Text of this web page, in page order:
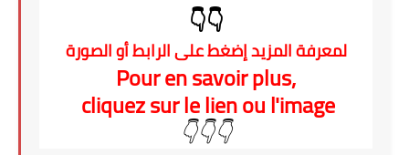
👇👇
لمعرفة المزيد إضغط على الرابط أو الصورة
Pour en savoir plus,
cliquez sur le lien ou l'image
👇👇👇